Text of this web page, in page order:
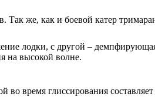
же, как и боевой катер
лодки, с другой –
на высокой волне.
время глиссирования